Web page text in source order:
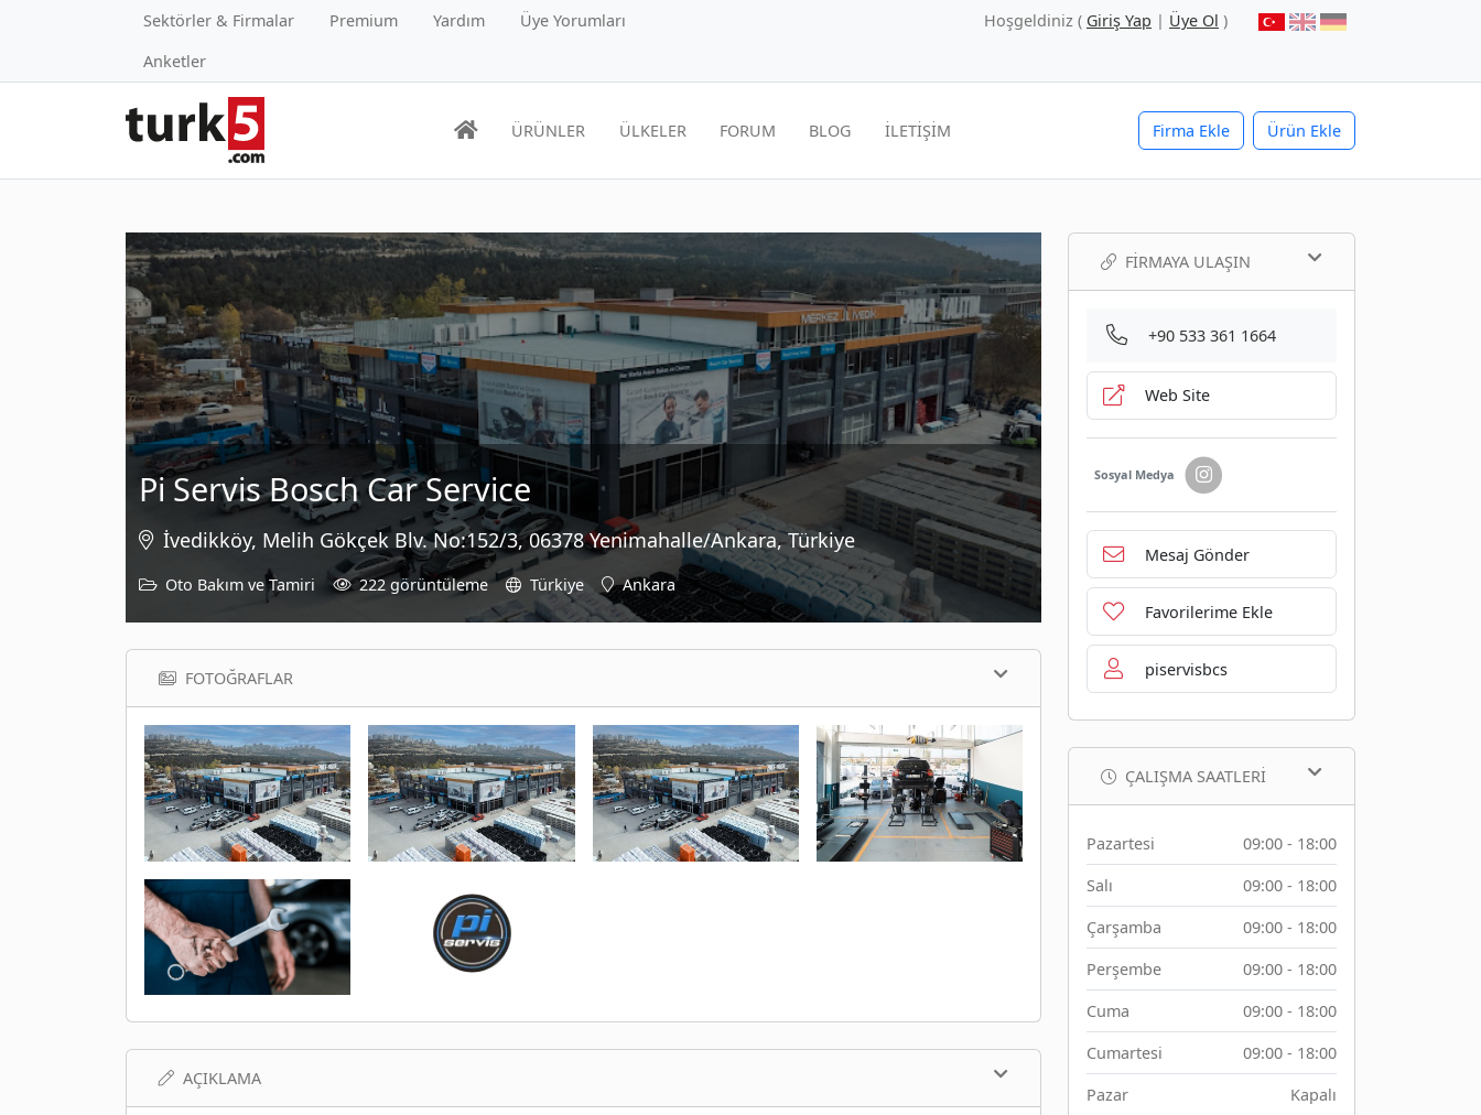
Sektörler & Firmalar Premium Yardım
Üye Yorumları
Anketler
Hoşgeldiniz ( Giriş Yap | Üye Ol )
Firma Ekle Ürün Ekle
ÜRÜNLER ÜLKELER FORUM BLOG İLETİŞİM
Pi Servis Bosch Car Service
İvedikköy, Melih Gökçek Blv. No:152/3, 06378 Yenimahalle/Ankara, Türkiye
Oto Bakım ve Tamiri 222 görüntüleme Türkiye Ankara
FOTOĞRAFLAR
AÇIKLAMA
FIRMAYA ULAŞIN
+90 533 361 1664
Web Site
Sosyal Medya
Mesaj Gönder
Favorilerime Ekle
piservisbcs
ÇALIŞMA SAATLERI
Pazartesi
09:00 - 18:00
Salı
09:00 - 18:00
Çarşamba
09:00 - 18:00
Perşembe
09:00 - 18:00
Cuma
09:00 - 18:00
Cumartesi
09:00 - 18:00
Pazar
Kapalı